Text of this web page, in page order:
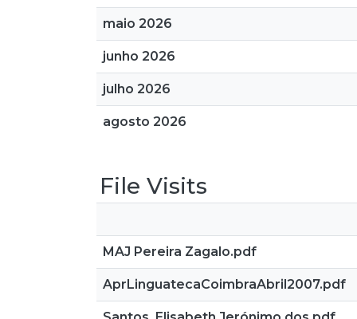
maio 2026
junho 2026
julho 2026
agosto 2026
File Visits
MAJ Pereira Zagalo.pdf
AprLinguatecaCoimbraAbril2007.pdf